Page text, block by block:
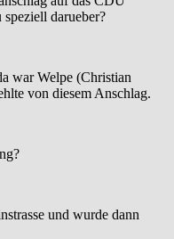
darueber?
war Welpe (Christian
von diesem Anschlag.
und wurde dann